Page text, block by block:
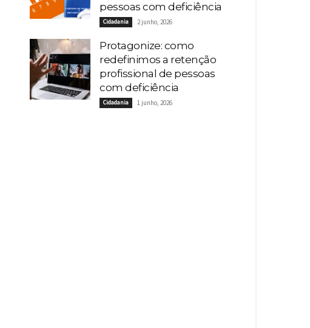
pessoas com deficiência
Cidadania 2 junho, 2026
Protagonize: como
redefinimos a retenção
profissional de pessoas
com deficiência
Cidadania 1 junho, 2026